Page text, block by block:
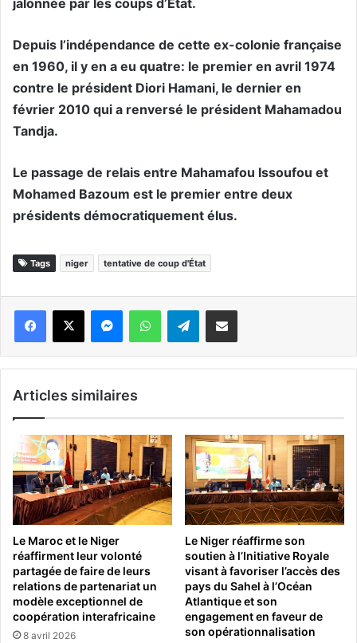
jalonnée par les coups d’État.
Depuis l’indépendance de cette ex-colonie française
en 1960, il y en a eu quatre: le premier en avril 1974
contre le président Diori Hamani, le dernier en
février 2010 qui a renversé le président Mahamadou
Tandja.
Le passage de relais entre Mahamafou Issoufou et
Mohamed Bazoum est le premier entre deux
présidents démocratiquement élus.
Tags niger tentative de coup d'État
WhatsApp Telegram
Articles similaires
Le Maroc et le Niger
réaffirment leur volonté
partagée de faire de leurs
relations de partenariat un
modèle exceptionnel de
coopération interafricaine
8 avril 2026
Le Niger réaffirme son
soutien à l’Initiative Royale
visant à favoriser l’accès des
pays du Sahel à l’Océan
Atlantique et son
engagement en faveur de
son opérationnalisation